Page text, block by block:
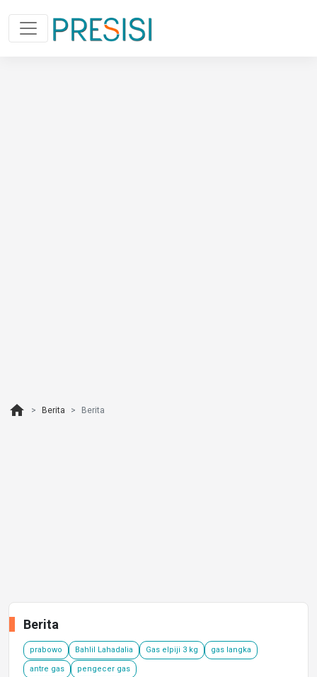
home Berita Berita
Berita
prabowo Bahlil Lahadalia Gas elpiji 3 kg gas langka
antre gas pengecer gas